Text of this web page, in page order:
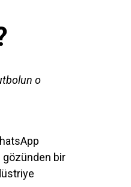
o
gözünden bir